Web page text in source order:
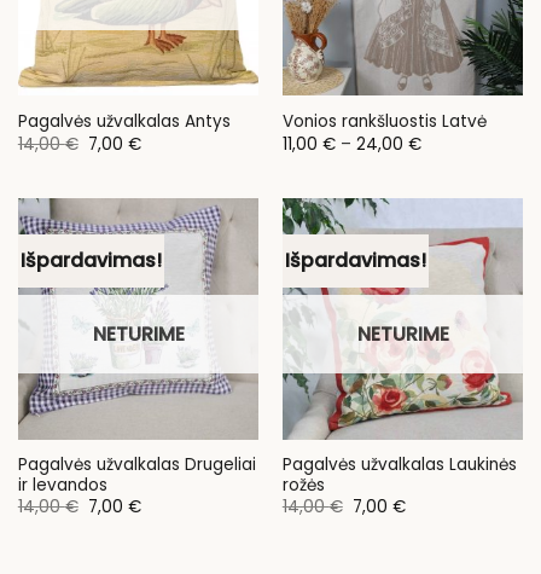
Pagalvės užvalkalas Antys
14,00€ Original
price
7,00 €Current
Vonios rankšluostis Latvė
11,00 € – 24,00 €Price
24,00 €
Išpardavimas!
NETURIME
Pagalvės užvalkalas Drugeliai
ir levandos
14,00€ Original
price
7,00 €Current
Išpardavimas!
NETURIME
Pagalvės užvalkalas Laukinės
rožės
14,00€ Original
price
7,00 €Current